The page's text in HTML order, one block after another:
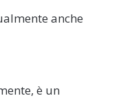
anche
è un